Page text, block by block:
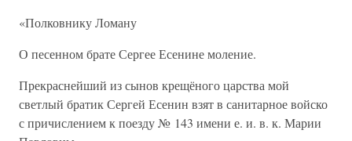
«Полковнику Ломану
О песенном брате Сергее Есенине моление.
Прекраснейший из сынов крещёного царства мой
светлый братик Сергей Есенин взят в санитарное войско
с причислением к поезду № 143 имени е. и. в. к. Марии